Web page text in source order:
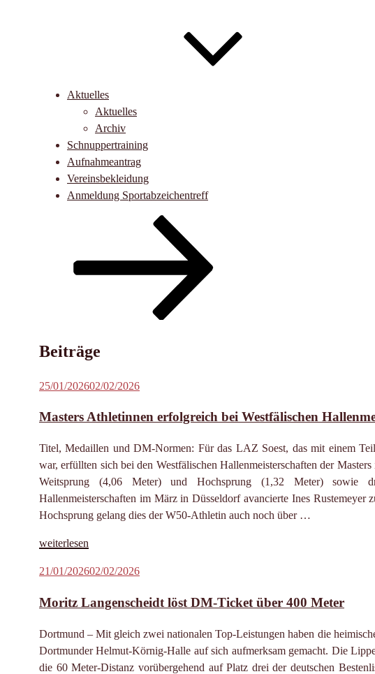
Aktuelles
Aktuelles
Archiv
Schnuppertraining
Aufnahmeantrag
Vereinsbekleidung
Anmeldung Sportabzeichentreff
Beiträge
Veröffentlicht
25/01/202602/02/2026
Masters Athletinnen erfolgreich bei Westfälischen
Titel, Medaillen und DM-Normen: Für das LAZ Soest, das mit einem
war, erfüllten sich bei den Westfälischen Hallenmeisterschaften der
Weitsprung (4,06 Meter) und Hochsprung (1,32 Meter) sowie
Hallenmeisterschaften im März in Düsseldorf avancierte Ines
Hochsprung gelang dies der W50-Athletin auch noch über …
„Masters
erfolgreich
Westfälischen
weiterlesen
Veröffentlicht
21/01/202602/02/2026
Moritz Langenscheidt löst DM-Ticket über 400 Meter
Dortmund – Mit gleich zwei nationalen Top-Leistungen haben die
Dortmunder Helmut-Körnig-Halle auf sich aufmerksam gemacht. Die
die 60 Meter-Distanz vorübergehend auf Platz drei der deutschen